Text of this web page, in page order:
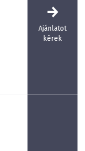
Ajánlatot
kérek